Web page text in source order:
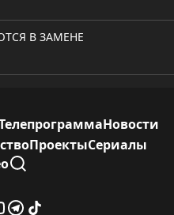
В ЗАМЕНЕ
Новости
ПроектыСериалы